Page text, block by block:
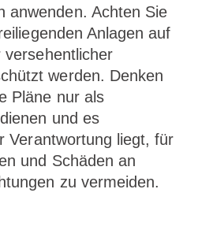
anwenden. Achten Sie
Anlagen auf
versehentlicher
werden. Denken
Pläne nur als
und es
Verantwortung liegt, für
und Schäden an
zu vermeiden.